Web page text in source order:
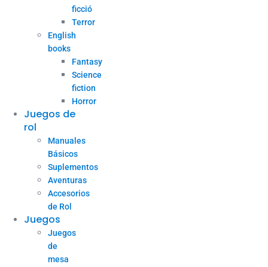
ficció
Terror
English
books
Fantasy
Science
fiction
Horror
Juegos de
rol
Manuales
Básicos
Suplementos
Aventuras
Accesorios
de Rol
Juegos
Juegos
de
mesa